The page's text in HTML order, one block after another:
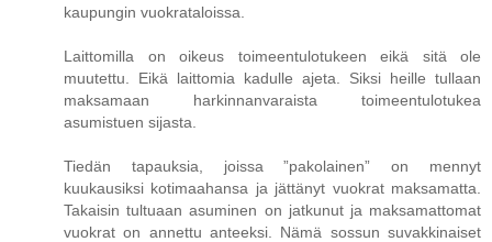
kaupungin vuokrataloissa.
Laittomilla on oikeus toimeentulotukeen eikä sitä ole
muutettu. Eikä laittomia kadulle ajeta. Siksi heille tullaan
maksamaan harkinnanvaraista toimeentulotukea
asumistuen sijasta.
Tiedän tapauksia, joissa ”pakolainen” on mennyt
kuukausiksi kotimaahansa ja jättänyt vuokrat maksamatta.
Takaisin tultuaan asuminen on jatkunut ja maksamattomat
vuokrat on annettu anteeksi. Nämä sossun suvakkinaiset